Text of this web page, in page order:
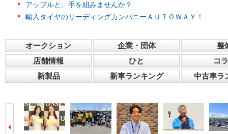
アップルと、手を組みませんか？
輸入タイヤのリーディングカンパニーＡＵＴＯＷＡＹ！
オークション 企業・団体
整
店舗情報
ひと
コ
新製品
新車ランキング 中古車ラ